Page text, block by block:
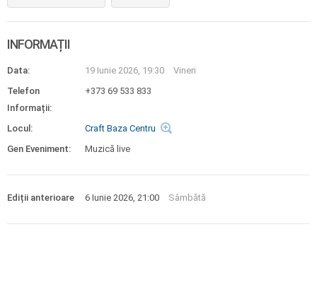
INFORMAȚII
Data: 19 Iunie 2026, 19:30
Vineri
Telefon
Informații:
+373 69 533 833
Locul:
Craft Baza Centru
Gen Eveniment:
Muzică live
Ediții anterioare 6 Iunie 2026, 21:00 Sâmbătă